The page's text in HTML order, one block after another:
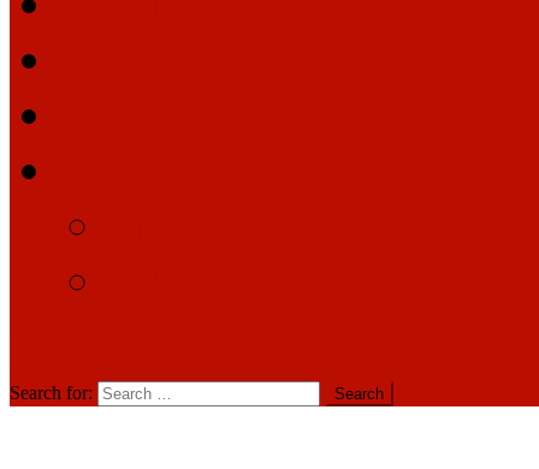
Search for: